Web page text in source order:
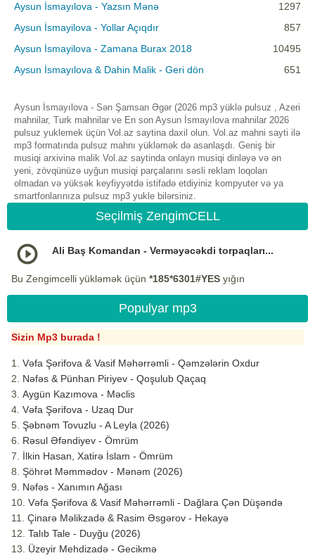
Aysun İsmayılova - Yazsın Mənə
1297
Aysun İsmayilova - Yollar Açıqdır
857
Aysun İsmayilova - Zamana Burax 2018
10495
Aysun İsmayılova & Dahin Malik - Geri dön
651
Aysun İsmayılova - Sən Şamsan Əgər (2026 mp3 yüklə pulsuz , Azeri
mahnilar, Turk mahnilar ve En son Aysun İsmayılova mahnilar 2026
pulsuz yuklemek üçün Vol.az saytina daxil olun. Vol.az mahni sayti ilə
mp3 formatında pulsuz mahnı yükləmək də asanlaşdı. Geniş bir
musiqi arxivinə malik Vol.az saytinda onlayn musiqi dinləyə və ən
yeni, zövqünüzə uyğun musiqi parçalarını səsli reklam loqoları
olmadan və yüksək keyfiyyətdə istifadə etdiyiniz kompyuter və ya
smartfonlarınıza pulsuz mp3 yukle bilərsiniz.
Seçilmiş ZengimCELL
Ali Baş Komandan - Verməyəcəkdi torpaqları...
Bu Zengimcelli yükləmək üçün *185*6301#YES yığın
Populyar mp3
Sizin Mp3 burada !
Vəfa Şərifova & Vasif Məhərrəmli - Qəmzələrin Oxdur
Nəfəs & Pünhan Piriyev - Qoşulub Qaçaq
Aygün Kazımova - Məclis
Vəfa Şərifova - Uzaq Dur
Şəbnəm Tovuzlu - A Leyla (2026)
Rəsul Əfəndiyev - Ömrüm
İlkin Hasan, Xatirə İslam - Ömrüm
Şöhrət Məmmədov - Mənəm (2026)
Nəfəs - Xanımın Ağası
Vəfa Şərifova & Vasif Məhərrəmli - Dağlara Çən Düşəndə
Çinarə Məlikzadə & Rasim Əsgərov - Hekayə
Talıb Tale - Duyğu (2026)
Üzeyir Mehdizadə - Gecikmə